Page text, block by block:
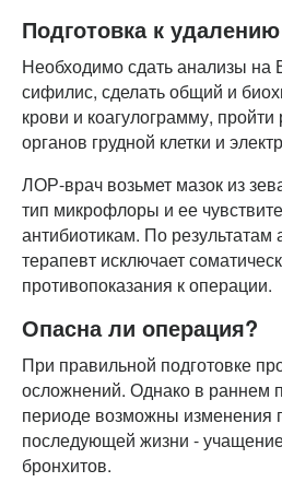
Подготовка к
Необходимо сдать анализы
сифилис, сделать общий и
крови и коагулограмму,
органов грудной клетки и
ЛОР-врач возьмет мазок из
тип микрофлоры и ее
антибиотикам. По результатам
терапевт исключает
противопоказания к операции.
Опасна ли операция?
При правильной подготовке
осложнений. Однако в раннем
периоде возможны изменения
последующей жизни -
бронхитов.